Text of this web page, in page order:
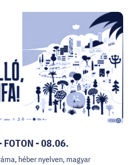
FOTON - 08.06.
héber nyelven, magyar